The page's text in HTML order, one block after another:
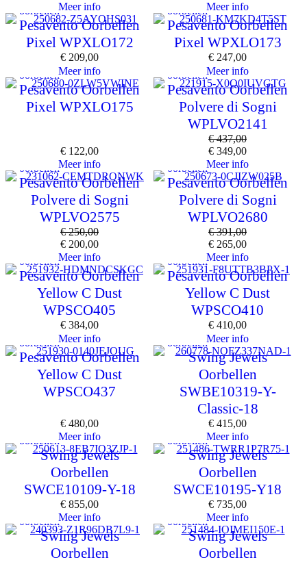
Meer info
Meer info
oorbellen
Pesavento Oorbellen
Pixel WPXLO172
€ 209,00
Meer info
oorbellen
Pesavento Oorbellen
Pixel WPXLO173
€ 247,00
Meer info
oorbellen
Pesavento Oorbellen
Pixel WPXLO175
€ 122,00
Meer info
oorbellen
Pesavento Oorbellen
Polvere di Sogni
WPLVO2141
€437,00
€ 349,00
Meer info
oorbellen
Pesavento Oorbellen
Polvere di Sogni
WPLVO2575
€250,00
€ 200,00
Meer info
oorbellen
Pesavento Oorbellen
Polvere di Sogni
WPLVO2680
€391,00
€ 265,00
Meer info
oorbellen
Pesavento Oorbellen
Yellow C Dust
WPSCO405
€ 384,00
Meer info
oorbellen
Pesavento Oorbellen
Yellow C Dust
WPSCO410
€ 410,00
Meer info
oorbellen
Pesavento Oorbellen
Yellow C Dust
WPSCO437
€ 480,00
Meer info
oorbellen
Swing Jewels
Oorbellen
SWBE10319-Y-
Classic-18
€ 415,00
Meer info
oorbellen
Swing Jewels
Oorbellen
SWCE10109-Y-18
€ 855,00
Meer info
oorbellen
Swing Jewels
Oorbellen
SWCE10195-Y18
€ 735,00
Meer info
oorbellen
Swing Jewels
Oorbellen
oorbellen
Swing Jewels
Oorbellen